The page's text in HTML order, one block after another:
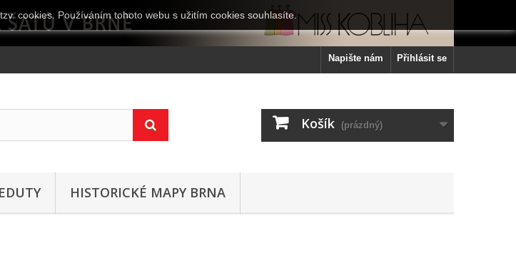
Přihlásit se
Napište nám
Košík (prázdný)
HISTORICKÉ MAPY BRNA
cookies. Používáním tohoto webu s užitím cookies souhlasíte.